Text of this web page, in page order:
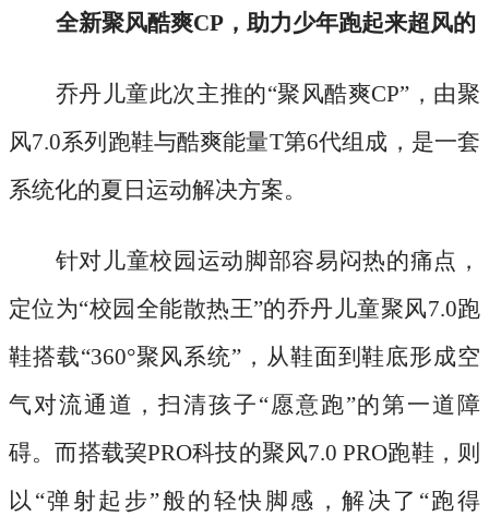
全新聚风酷爽CP，助力少年跑起来超风的
乔丹儿童此次主推的“聚风酷爽CP”，由聚
风7.0系列跑鞋与酷爽能量T第6代组成，是一套
系统化的夏日运动解决方案。
针对儿童校园运动脚部容易闷热的痛点，
定位为“校园全能散热王”的乔丹儿童聚风7.0跑
鞋搭载“360°聚风系统”，从鞋面到鞋底形成空
气对流通道，扫清孩子“愿意跑”的第一道障
碍。而搭载巭PRO科技的聚风7.0 PRO跑鞋，则
以“弹射起步”般的轻快脚感，解决了“跑得